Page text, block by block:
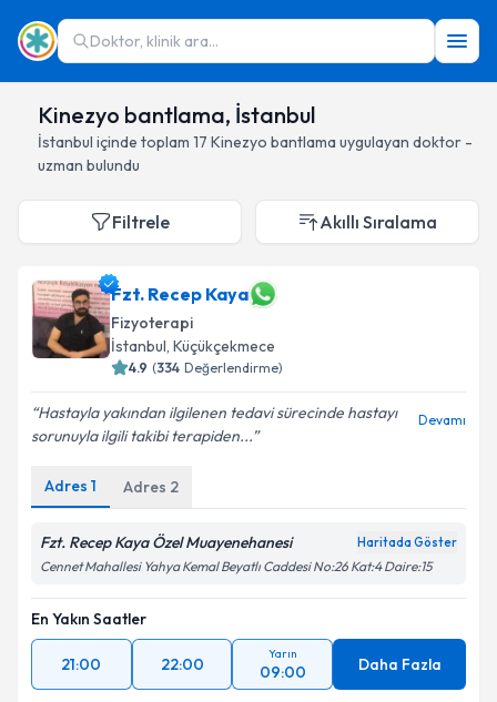
Doktor, klinik ara...
Kinezyo bantlama, İstanbul
İstanbul içinde toplam 17 Kinezyo bantlama uygulayan doktor -
uzman bulundu
Filtrele Akıllı Sıralama
Fzt. Recep Kaya
Fizyoterapi
İstanbul, Küçükçekmece
4.9 (334 Değerlendirme)
Hastayla yakından ilgilenen tedavi sürecinde hastayı
sorunuyla ilgili takibi terapiden...
Devamı
Adres 1 Adres 2
Fzt. Recep Kaya Özel Muayenehanesi Haritada Göster
Cennet Mahallesi Yahya Kemal Beyatlı Caddesi No:26 Kat:4 Daire:15
En Yakın Saatler
21:00 22:00
Yarın
09:00 Daha Fazla